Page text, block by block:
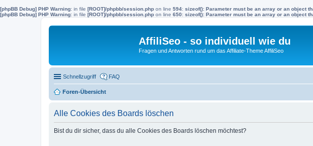
[phpBB Debug] PHP Warning: in file [ROOT]/phpbb/session.php on line 594: sizeof(): Parameter must be an array or an object
[phpBB Debug] PHP Warning: in file [ROOT]/phpbb/session.php on line 650: sizeof(): Parameter must be an array or an object
AffiliSeo - so individuell wie du
Fragen und Antworten rund um das Affiliate-Theme AffiliSeo
Schnellzugriff FAQ
Foren-Übersicht
Alle Cookies des Boards löschen
Bist du dir sicher, dass du alle Cookies des Boards löschen möchtest?